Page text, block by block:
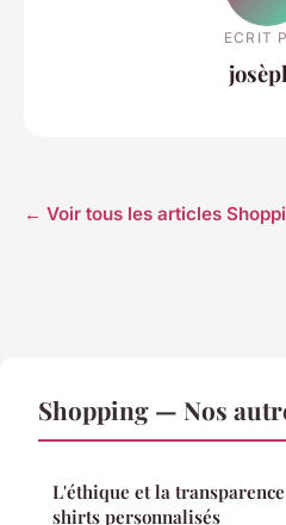
ECRIT
← Voir tous les articles
Shopping — Nos
L'éthique et la
shirts personnalisés